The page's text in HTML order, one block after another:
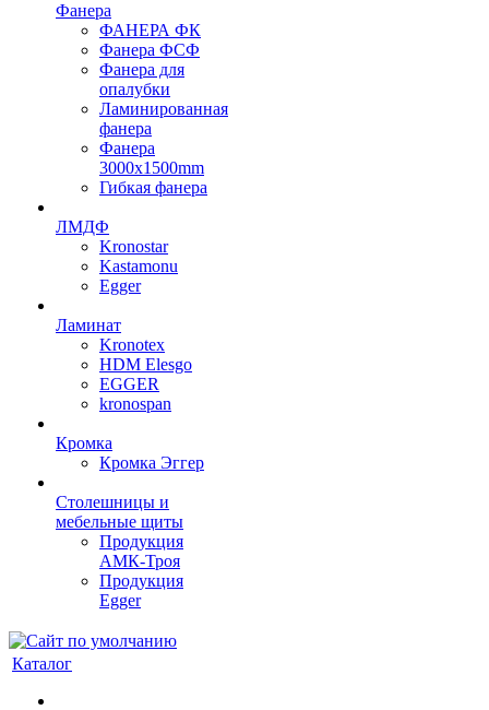
Фанера
ФАНЕРА ФК
Фанера ФСФ
Фанера для
опалубки
Ламинированная
фанера
Фанера
3000х1500mm
Гибкая фанера
ЛМДФ
Kronostar
Kastamonu
Egger
Ламинат
Kronotex
HDM Elesgo
EGGER
kronospan
Кромка
Кромка Эггер
Столешницы и
мебельные щиты
Продукция
АМК-Троя
Продукция
Egger
Каталог